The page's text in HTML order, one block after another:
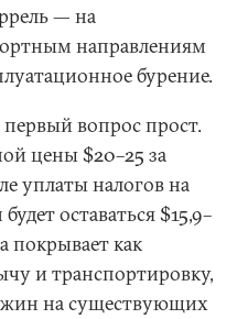
— на
направлениям
бурение.
вопрос прост.
цены $20–25 за
уплаты налогов на
оставаться $15,9–
покрывает как
и транспортировку,
на существующих